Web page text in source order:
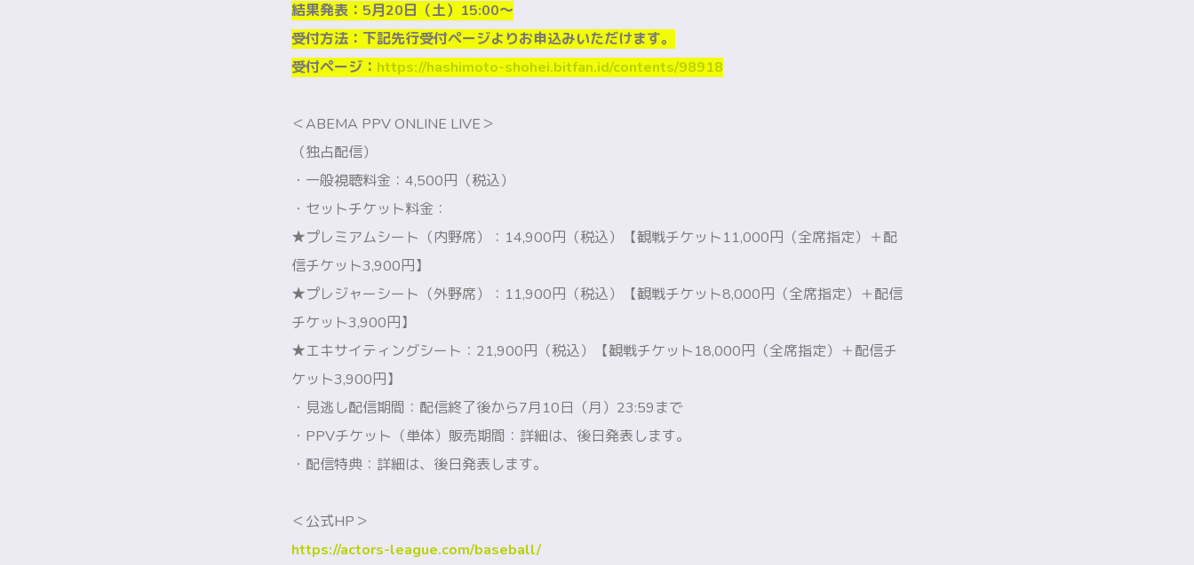
結果発表：5月20日（土）15:00～
受付方法：下記先行受付ページよりお申込みいただけます。
受付ページ： https://hashimoto-shohei.bitfan.id/contents/98918
＜ABEMA PPV ONLINE LIVE＞
（独占配信）
・一般視聴料金：4,500円（税込）
・セットチケット料金：
★プレミアムシート（内野席）：14,900円（税込）【観戦チケット11,000円（全席指定）＋配
信チケット3,900円】
★プレジャーシート（外野席）：11,900円（税込）【観戦チケット8,000円（全席指定）＋配信
チケット3,900円】
★エキサイティングシート：21,900円（税込）【観戦チケット18,000円（全席指定）＋配信チ
ケット3,900円】
・見逃し配信期間：配信終了後から7月10日（月）23:59まで
・PPVチケット（単体）販売期間：詳細は、後日発表します。
・配信特典：詳細は、後日発表します。
＜公式HP＞
https://actors-league.com/baseball/